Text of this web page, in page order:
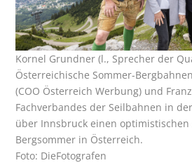
Kornel Grundner (l., Sprecher der
Österreichische Sommer-
(COO Österreich Werbung) und
Fachverbandes der Seilbahnen in
über Innsbruck einen optimistischen
Bergsommer in Österreich.
Foto: DieFotografen